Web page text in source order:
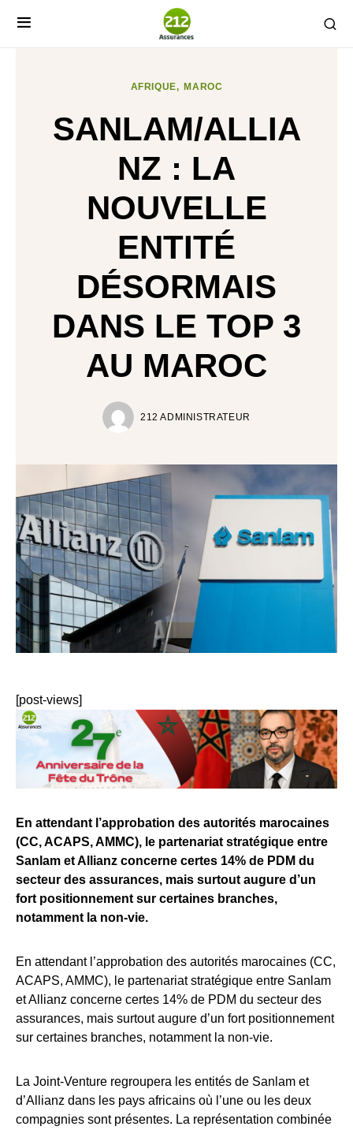
AFRIQUE MAROC
SANLAM/ALLIA
NZ : LA
NOUVELLE
ENTITÉ
DÉSORMAIS
DANS LE TOP 3
AU MAROC
212 ADMINISTRATEUR
[post-views]
En attendant l’approbation des autorités marocaines
(CC, ACAPS, AMMC), le partenariat stratégique entre
Sanlam et Allianz concerne certes 14% de PDM du
secteur des assurances, mais surtout augure d’un
fort positionnement sur certaines branches,
notamment la non-vie.
En attendant l’approbation des autorités marocaines (CC,
ACAPS, AMMC), le partenariat stratégique entre Sanlam
et Allianz concerne certes 14% de PDM du secteur des
assurances, mais surtout augure d’un fort positionnement
sur certaines branches, notamment la non-vie.
La Joint-Venture regroupera les entités de Sanlam et
d’Allianz dans les pays africains où l’une ou les deux
compagnies sont présentes. La représentation combinée